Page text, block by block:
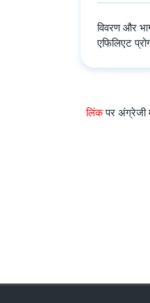
विवरण और
एफिलिएट
लिंकपर अंग्रेजी